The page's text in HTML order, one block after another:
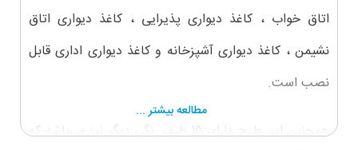
اتاق خواب ، کاغذ دیواری پذیرایی ، کاغذ دیواری اتاق
نشیمن ، کاغذ دیواری آشپزخانه و کاغذ دیواری اداری قابل
نصب است.
همچنین این طرح دارای 15 طیف رنگی دیگر نیز می‌باشد که
مطالعه بیشتر ...